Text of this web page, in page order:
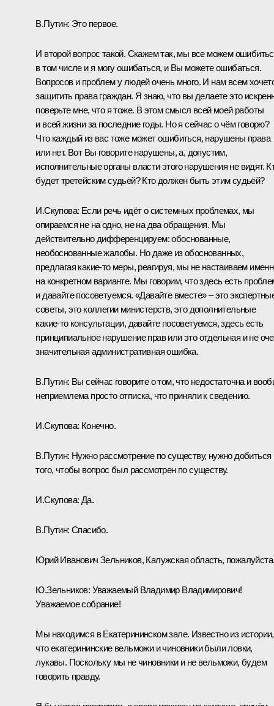
В.Путин: Это первое.
И второй вопрос такой. Скажем так, мы все можем
в том числе и я могу ошибаться, и Вы можете ошибаться.
Вопросов и проблем у людей очень много. И нам всем
защитить права граждан. Я знаю, что вы делаете это
поверьте мне, что я тоже. В этом смысл всей моей работы
и всей жизни за последние годы. Но я сейчас о чём говорю?
Что каждый из вас тоже может ошибиться, нарушены права
или нет. Вот Вы говорите нарушены, а, допустим,
исполнительные органы власти этого нарушения не видят.
будет третейским судьёй? Кто должен быть этим судьёй?
И.Скупова: Если речь идёт о системных проблемах, мы
опираемся не на одно, не на два обращения. Мы
действительно дифференцируем: обоснованные,
необоснованные жалобы. Но даже из обоснованных,
предлагая какие‑то меры, реагируя, мы не настаиваем
на конкретном варианте. Мы говорим, что здесь есть
и давайте посоветуемся. «Давайте вместе» – это
советы, это коллегии министерств, это дополнительные
какие‑то консультации, давайте посоветуемся, здесь есть
принципиальное нарушение прав или это отдельная и не
значительная административная ошибка.
В.Путин: Вы сейчас говорите о том, что недостаточна и
неприемлема просто отписка, что приняли к сведению.
И.Скупова: Конечно.
В.Путин: Нужно рассмотрение по существу, нужно добиться
того, чтобы вопрос был рассмотрен по существу.
И.Скупова: Да.
В.Путин: Спасибо.
Юрий Иванович Зельников, Калужская область,
Ю.Зельников: Уважаемый Владимир Владимирович!
Уважаемое собрание!
Мы находимся в Екатерининском зале. Известно из истории,
что екатерининские вельможи и чиновники были ловки,
лукавы. Поскольку мы не чиновники и не вельможи, будем
говорить правду.